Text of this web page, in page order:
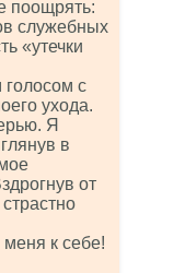
поощрять:
служебных
«утечки
с
ухода.
Я
в
от
к себе!